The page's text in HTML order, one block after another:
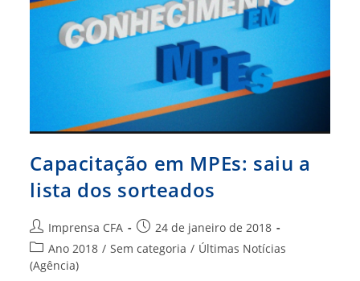
Capacitação em MPEs: saiu a
lista dos sorteados
Autor
do
post:
Imprensa CFA
Post
publicado:
24 de janeiro de 2018
Categoria
do
Ano 2018 / Sem categoria / Últimas Notícias
(Agência)